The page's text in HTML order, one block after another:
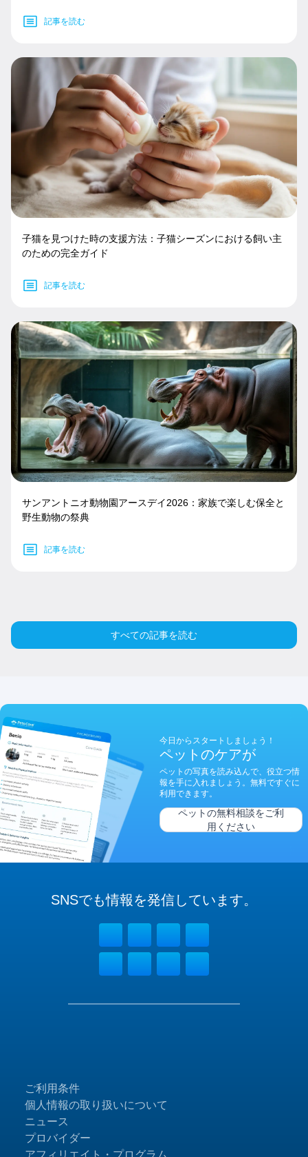
記事を読む
子猫を見つけた時の支援方法：子猫シーズンにおける飼い主
のための完全ガイド
記事を読む
サンアントニオ動物園アースデイ2026：家族で楽しむ保全と
野生動物の祭典
記事を読む
すべての記事を読む
今日からスタートしましょう！
ペットのケアが
ペットの写真を読み込んで、役立つ情
報を手に入れましょう。無料ですぐに
利用できます。
ペットの無料相談をご利
用ください
ご利用条件
個人情報の取り扱いについて
ニュース
プロバイダー
SNSでも情報を発信しています。